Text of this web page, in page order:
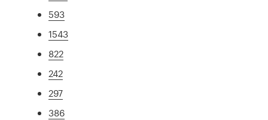
593
1543
822
242
297
386